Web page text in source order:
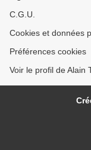
C.G.U.
Cookies et données
Préférences cookies
Voir le profil de Alain